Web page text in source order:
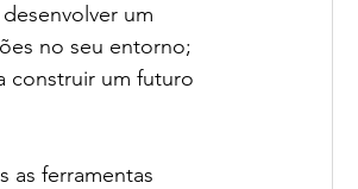
um
no seu entorno;
construir um futuro
as ferramentas